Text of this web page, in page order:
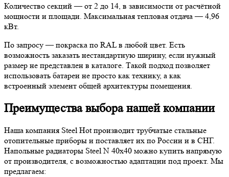
Количество секций — от 2 до 14, в зависимости от расчётной
мощности и площади. Максимальная тепловая отдача — 4,96
кВт.
По запросу — покраска по RAL в любой цвет. Есть
возможность заказать нестандартную ширину, если нужный
размер не представлен в каталоге. Такой подход позволяет
использовать батареи не просто как технику, а как
встроенный элемент общей архитектуры помещения.
Преимущества выбора нашей компании
Наша компания Steel Hot производит трубчатые стальные
отопительные приборы и поставляет их по России и в СНГ.
Напольные радиаторы Steel N 40х40 можно купить напрямую
от производителя, с возможностью адаптации под проект. Мы
предлагаем: